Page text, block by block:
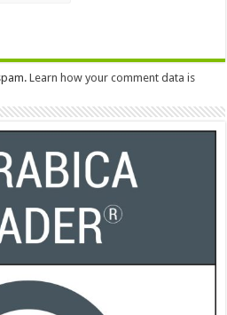
Learn how your comment data is